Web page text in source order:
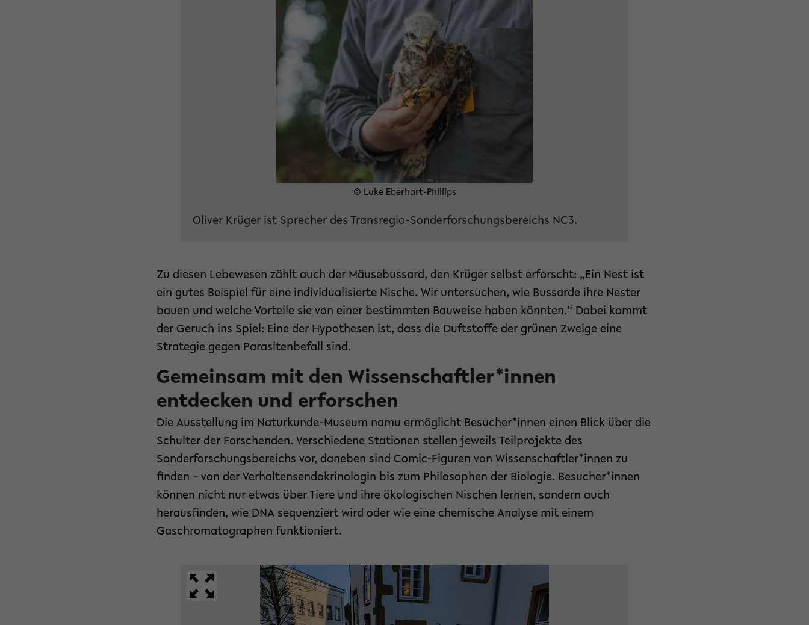
© Luke Eberhart-Phillips
Oliver Krüger ist Sprecher des Transregio-Sonderforschungsbereichs NC3.
Zu diesen Lebewesen zählt auch der Mäusebussard, den Krüger selbst erforscht: „Ein Nest ist
ein gutes Beispiel für eine individualisierte Nische. Wir untersuchen, wie Bussarde ihre Nester
bauen und welche Vorteile sie von einer bestimmten Bauweise haben könnten.“ Dabei kommt
der Geruch ins Spiel: Eine der Hypothesen ist, dass die Duftstoffe der grünen Zweige eine
Strategie gegen Parasitenbefall sind.
Gemeinsam mit den Wissenschaftler*innen
entdecken und erforschen
Die Ausstellung im Naturkunde-Museum namu ermöglicht Besucher*innen einen Blick über die
Schulter der Forschenden. Verschiedene Stationen stellen jeweils Teilprojekte des
Sonderforschungsbereichs vor, daneben sind Comic-Figuren von Wissenschaftler*innen zu
finden – von der Verhaltensendokrinologin bis zum Philosophen der Biologie. Besucher*innen
können nicht nur etwas über Tiere und ihre ökologischen Nischen lernen, sondern auch
herausfinden, wie DNA sequenziert wird oder wie eine chemische Analyse mit einem
Gaschromatographen funktioniert.